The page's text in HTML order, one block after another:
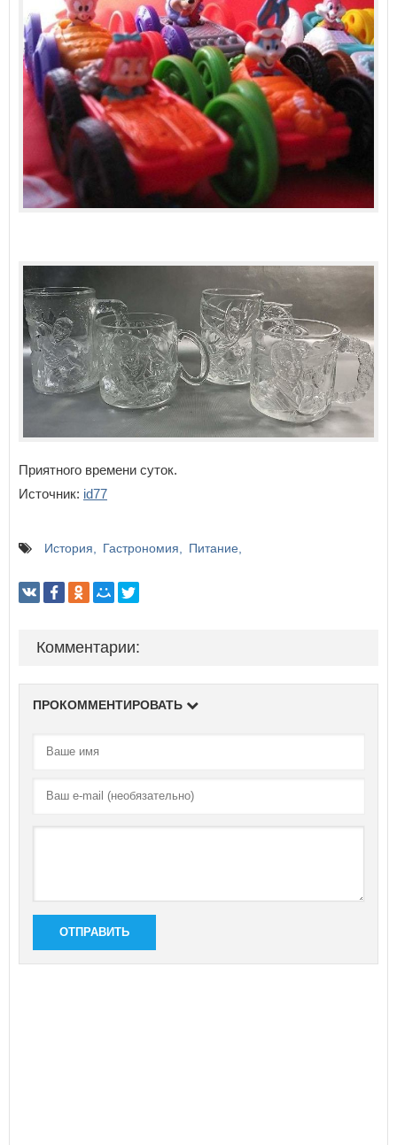
Приятного времени суток.
Источник: id77
История Гастрономия Питание
Комментарии:
ПРОКОММЕНТИРОВАТЬ
ОТПРАВИТЬ